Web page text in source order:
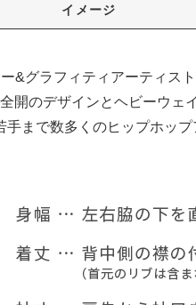
イメージ
&グラフィティアーティス
開のデザインとヘビーウェ
まで数多くのヒップホッ